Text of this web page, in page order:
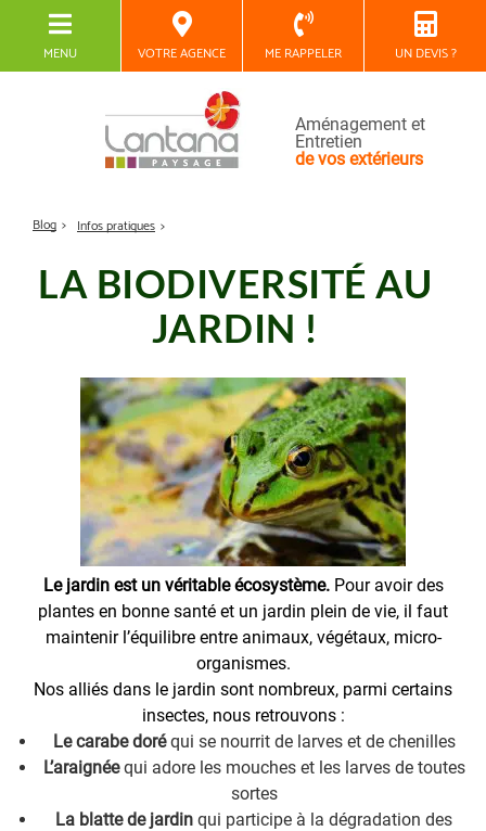
MENU VOTRE AGENCE ME RAPPELER UN DEVIS ?
Aménagement et
Entretien
de vos extérieurs
Blog Infos pratiques
LA BIODIVERSITÉ AU
JARDIN !
Le jardin est un véritable écosystème.Pour avoir des
plantes en bonne santé et un jardin plein de vie, il faut
maintenir l’équilibre entre animaux, végétaux, micro-
organismes.
Nos alliés dans le jardin sont nombreux, parmi certains
insectes, nous retrouvons :
Le carabe doréqui se nourrit de larves et de chenilles
L’araignéequi adore les mouches et les larves de toutes
sortes
La blatte de jardin qui participe à la dégradation des